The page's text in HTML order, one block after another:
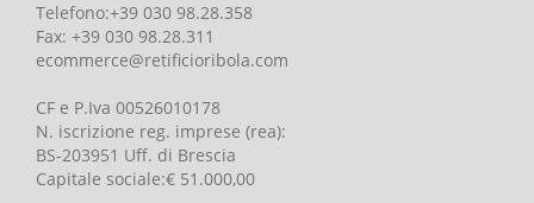
Telefono:+39 030 98.28.358
Fax: +39 030 98.28.311
ecommerce@retificioribola.com
CF e P.Iva 00526010178
N. iscrizione reg. imprese (rea):
BS-203951 Uff. di Brescia
Capitale sociale:€ 51.000,00